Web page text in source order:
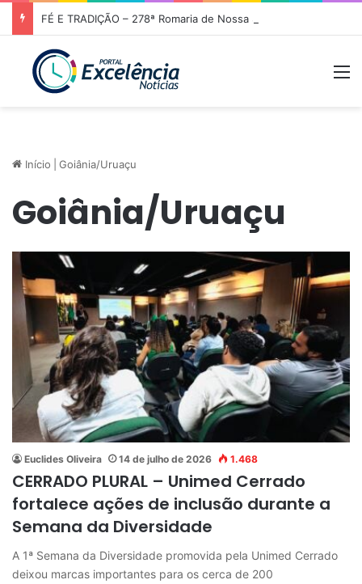
Início Goiânia/Uruaçu
Goiânia/Uruaçu
Euclides Oliveira 14 de julho de 2026 1.468
CERRADO PLURAL – Unimed Cerrado
fortalece ações de inclusão durante a
Semana da Diversidade
A 1ª Semana da Diversidade promovida pela Unimed Cerrado
deixou marcas importantes para os cerca de 200